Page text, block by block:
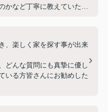
かなど丁寧に教えていただ
、楽しく家を探す事が出来
どんな質問にも真摯に優し
いる方皆さんにお勧めした